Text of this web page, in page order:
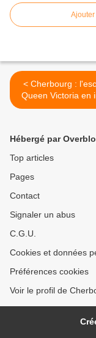
< Cherbourg : l'escale du
Queen Victoria en
Hébergé par
Top articles
Pages
Contact
Signaler un abus
C.G.U.
Cookies et données
Préférences cookies
Voir le profil de